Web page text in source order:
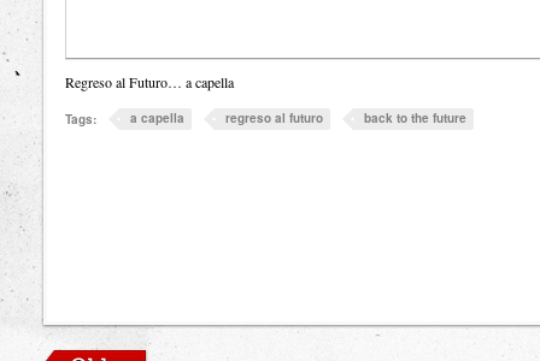
Regreso al Futuro… a capella
Tags: a capella regreso al futuro back to the future